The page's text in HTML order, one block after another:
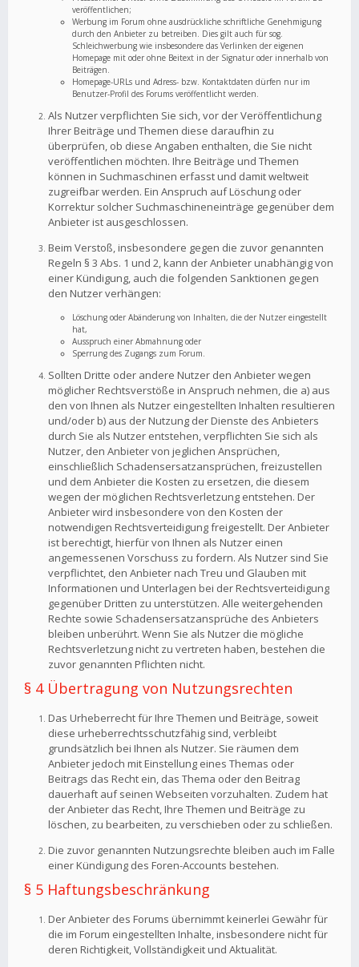
veröffentlichen;
Werbung im Forum ohne ausdrückliche schriftliche Genehmigung
durch den Anbieter zu betreiben. Dies gilt auch für sog.
Schleichwerbung wie insbesondere das Verlinken der eigenen
Homepage mit oder ohne Beitext in der Signatur oder innerhalb von
Beiträgen.
Homepage-URLs und Adress- bzw. Kontaktdaten dürfen nur im
Benutzer-Profil des Forums veröffentlicht werden.
Als Nutzer verpflichten Sie sich, vor der Veröffentlichung
Ihrer Beiträge und Themen diese daraufhin zu
überprüfen, ob diese Angaben enthalten, die Sie nicht
veröffentlichen möchten. Ihre Beiträge und Themen
können in Suchmaschinen erfasst und damit weltweit
zugreifbar werden. Ein Anspruch auf Löschung oder
Korrektur solcher Suchmaschineneinträge gegenüber dem
Anbieter ist ausgeschlossen.
Beim Verstoß, insbesondere gegen die zuvor genannten
Regeln § 3 Abs. 1 und 2, kann der Anbieter unabhängig von
einer Kündigung, auch die folgenden Sanktionen gegen
den Nutzer verhängen:
Löschung oder Abänderung von Inhalten, die der Nutzer eingestellt
hat,
Ausspruch einer Abmahnung oder
Sperrung des Zugangs zum Forum.
Sollten Dritte oder andere Nutzer den Anbieter wegen
möglicher Rechtsverstöße in Anspruch nehmen, die a) aus
den von Ihnen als Nutzer eingestellten Inhalten resultieren
und/oder b) aus der Nutzung der Dienste des Anbieters
durch Sie als Nutzer entstehen, verpflichten Sie sich als
Nutzer, den Anbieter von jeglichen Ansprüchen,
einschließlich Schadensersatzansprüchen, freizustellen
und dem Anbieter die Kosten zu ersetzen, die diesem
wegen der möglichen Rechtsverletzung entstehen. Der
Anbieter wird insbesondere von den Kosten der
notwendigen Rechtsverteidigung freigestellt. Der Anbieter
ist berechtigt, hierfür von Ihnen als Nutzer einen
angemessenen Vorschuss zu fordern. Als Nutzer sind Sie
verpflichtet, den Anbieter nach Treu und Glauben mit
Informationen und Unterlagen bei der Rechtsverteidigung
gegenüber Dritten zu unterstützen. Alle weitergehenden
Rechte sowie Schadensersatzansprüche des Anbieters
bleiben unberührt. Wenn Sie als Nutzer die mögliche
Rechtsverletzung nicht zu vertreten haben, bestehen die
zuvor genannten Pflichten nicht.
§ 4 Übertragung von Nutzungsrechten
Das Urheberrecht für Ihre Themen und Beiträge, soweit
diese urheberrechtsschutzfähig sind, verbleibt
grundsätzlich bei Ihnen als Nutzer. Sie räumen dem
Anbieter jedoch mit Einstellung eines Themas oder
Beitrags das Recht ein, das Thema oder den Beitrag
dauerhaft auf seinen Webseiten vorzuhalten. Zudem hat
der Anbieter das Recht, Ihre Themen und Beiträge zu
löschen, zu bearbeiten, zu verschieben oder zu schließen.
Die zuvor genannten Nutzungsrechte bleiben auch im Falle
einer Kündigung des Foren-Accounts bestehen.
§ 5 Haftungsbeschränkung
Der Anbieter des Forums übernimmt keinerlei Gewähr für
die im Forum eingestellten Inhalte, insbesondere nicht für
deren Richtigkeit, Vollständigkeit und Aktualität.